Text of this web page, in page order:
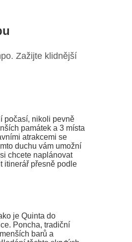
Zažijte klidnější
počasí, nikoli pevně
památek a 3 místa
atrakcemi se
duchu vám umožní
chcete naplánovat
itinerář přesně podle
je Quinta do
Poncha, tradiční
barů a